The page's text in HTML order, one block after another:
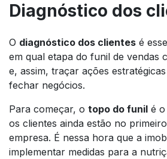
Diagnóstico dos
O diagnóstico dos clientes é
em qual etapa do funil de vendas
e, assim, traçar ações
fechar negócios.
Para começar, o topo do funil é
os clientes ainda estão no
empresa. É nessa hora que a
implementar medidas para a